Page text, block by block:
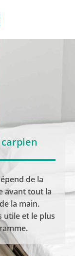
de la
avant tout la
la main.
utile et le plus